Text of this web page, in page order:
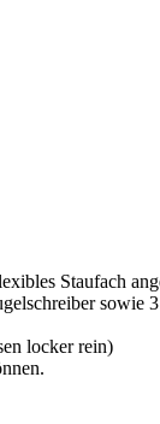
Staufach
sowie
locker rein)